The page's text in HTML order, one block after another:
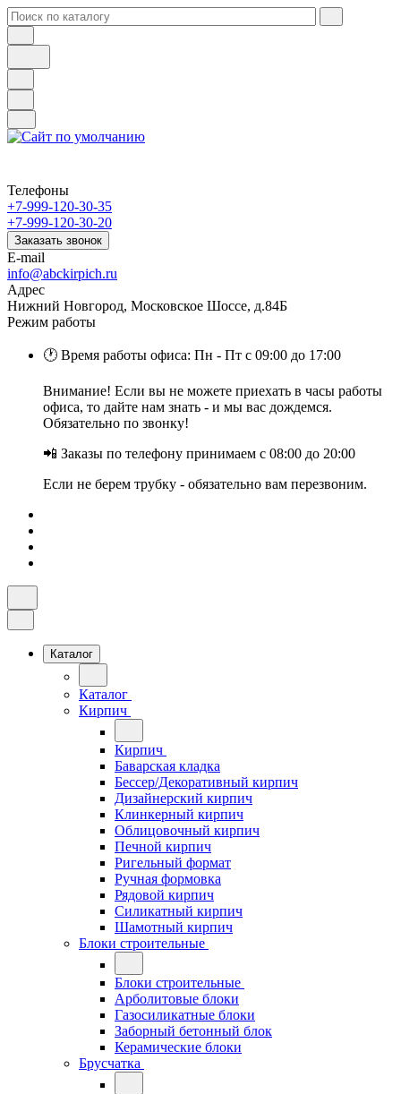
Телефоны
+7-999-120-30-35
+7-999-120-30-20
Заказать звонок
E-mail
info@abckirpich.ru
Адрес
Нижний Новгород, Московское Шоссе, д.84Б
Режим работы
🕐 Время работы офиса: Пн - Пт с 09:00 до 17:00
Внимание! Если вы не можете приехать в часы работы
офиса, то дайте нам знать - и мы вас дождемся.
Обязательно по звонку!
📲 Заказы по телефону принимаем с 08:00 до 20:00
Если не берем трубку - обязательно вам перезвоним.
Каталог
Каталог
Кирпич
Кирпич
Баварская кладка
Бессер/Декоративный кирпич
Дизайнерский кирпич
Клинкерный кирпич
Облицовочный кирпич
Печной кирпич
Ригельный формат
Ручная формовка
Рядовой кирпич
Силикатный кирпич
Шамотный кирпич
Блоки строительные
Блоки строительные
Арболитовые блоки
Газосиликатные блоки
Заборный бетонный блок
Керамические блоки
Брусчатка